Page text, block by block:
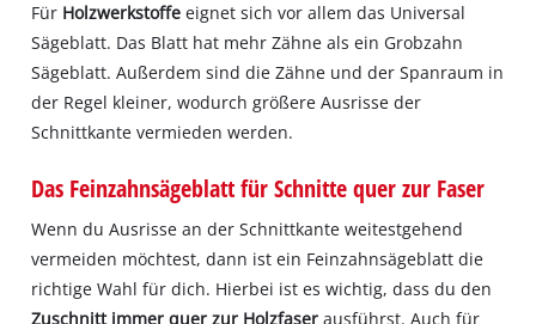
Für Holzwerkstoffeeignet sich vor allem das Universal
Sägeblatt. Das Blatt hat mehr Zähne als ein Grobzahn
Sägeblatt. Außerdem sind die Zähne und der Spanraum in
der Regel kleiner, wodurch größere Ausrisse der
Schnittkante vermieden werden.
Das Feinzahnsägeblatt für Schnitte quer zur Faser
Wenn du Ausrisse an der Schnittkante weitestgehend
vermeiden möchtest, dann ist ein Feinzahnsägeblatt die
richtige Wahl für dich. Hierbei ist es wichtig, dass du den
Zuschnitt immer quer zur Holzfaser ausführst. Auch für